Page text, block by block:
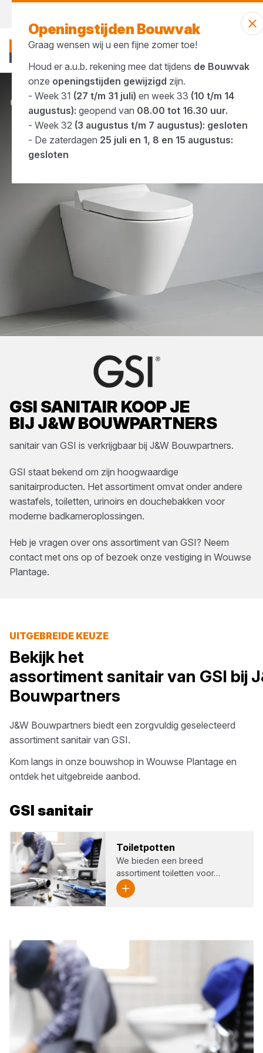
GSI SANITAIR KOOP JE
BIJ J&W BOUWPARTNERS
sanitair van GSI is verkrijgbaar bij J&W Bouwpartners.
GSI staat bekend om zijn hoogwaardige
sanitairproducten. Het assortiment omvat onder andere
wastafels, toiletten, urinoirs en douchebakken voor
moderne badkameroplossingen.
Heb je vragen over ons assortiment van GSI? Neem
contact met ons op of bezoek onze vestiging in Wouwse
Plantage.
Merken GSI
UITGEBREIDE KEUZE
Bekijk het
assortiment sanitairvan GSI bij
Bouwpartners
J&W Bouwpartners biedt een zorgvuldig geselecteerd
assortiment sanitair van GSI.
Kom langs in onze bouwshop in Wouwse Plantage en
ontdek het uitgebreide aanbod.
GSI sanitair
Toi­let­pot­ten
We bieden een breed
assortiment toiletten voor…
Openingstijden Bouwvak
Graag wensen wij u een fijne zomer toe!
Houd er a.u.b. rekening mee dat tijdens de Bouwvak
onze openingstijden gewijzigd zijn.
- Week 31 (27 t/m 31 juli) en week 33 (10 t/m 14
augustus): geopend van 08.00 tot 16.30 uur.
- Week 32 (3 augustus t/m 7 augustus): gesloten
- De zaterdagen 25 juli en 1, 8 en 15 augustus:
gesloten